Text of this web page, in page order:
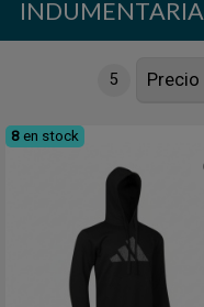
INDUMENTARIA
5
8 en stock